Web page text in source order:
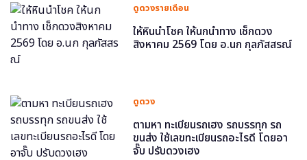
ดูดวงรายเดือน
ให้หินนำโชค ให้นกนำทาง เช็กดวง
สิงหาคม 2569 โดย อ.นก กุลภัสสรณ์
ดูดวง
ตามหา ทะเบียนรถเฮง รถบรรทุก รถ
ขนส่ง ใช้เลขทะเบียนรถอะไรดี โดยอา
จั๊บ ปรับดวงเฮง